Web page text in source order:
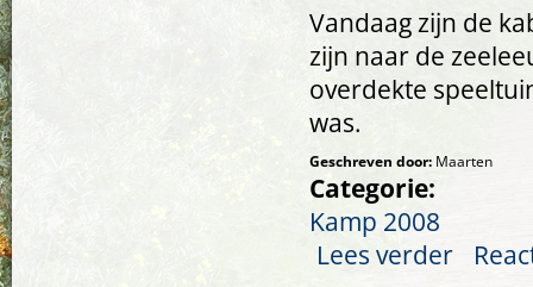
Vandaag zijn de
zijn naar de
overdekte
was.
Geschreven door: Maarten
Categorie:
Kamp 2008
Lees verder over